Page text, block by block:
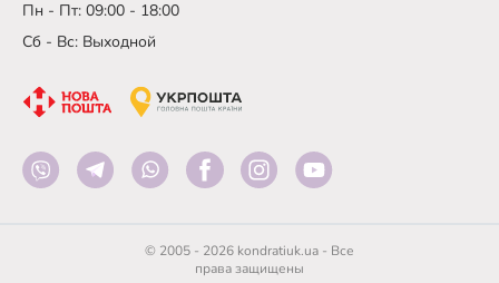
Пн - Пт: 09:00 - 18:00
Сб - Вс: Выходной
© 2005 - 2026 kondratiuk.ua - Все
права защищены